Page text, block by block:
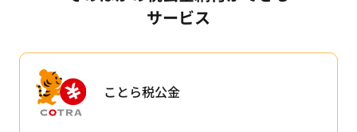
サービス
ことら税公金